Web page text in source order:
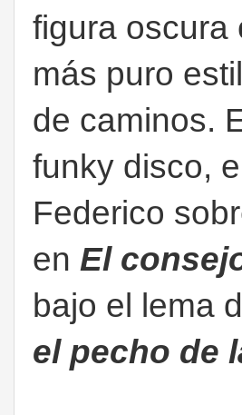
figura oscura
más puro
de caminos.
funky disco,
Federico
en El
bajo el lema
el pecho de